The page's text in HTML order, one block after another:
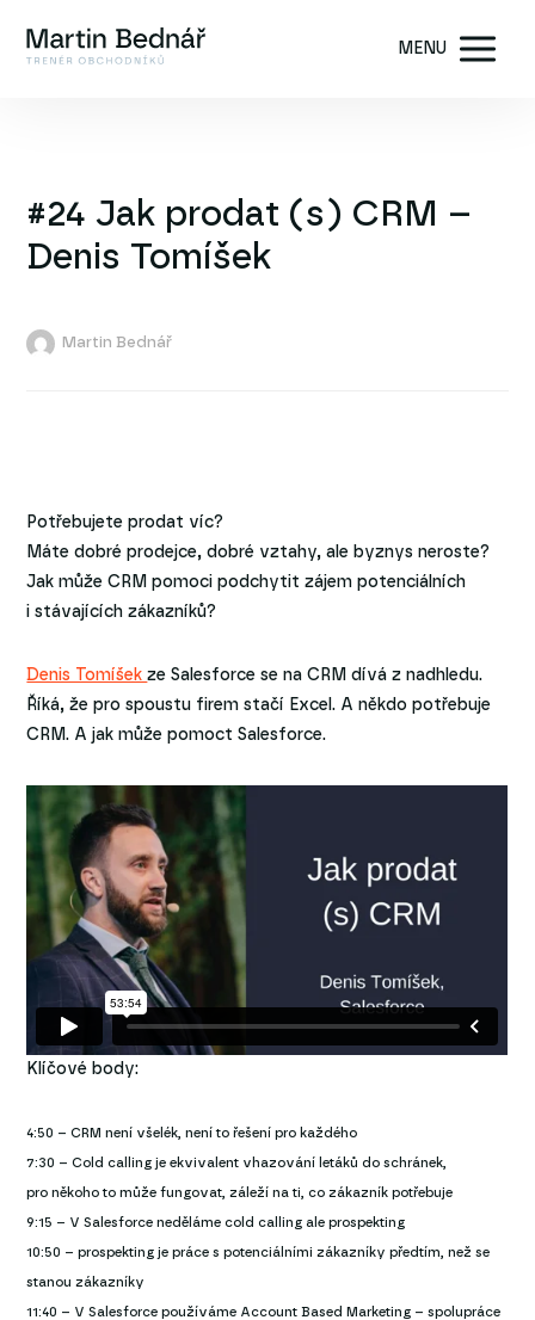
MENU
#24 Jak prodat (s) CRM –
Denis Tomíšek
Martin Bednář
Potřebujete prodat víc?
Máte dobré prodejce, dobré vztahy, ale byznys neroste?
Jak může CRM pomoci podchytit zájem potenciálních
i stávajících zákazníků?
Denis Tomíšekze Salesforce se na CRM dívá z nadhledu.
Říká, že pro spoustu firem stačí Excel. A někdo potřebuje
CRM. A jak může pomoct Salesforce.
Klíčové body:
4:50 – CRM není všelék, není to řešení pro každého
7:30 – Cold calling je ekvivalent vhazování letáků do schránek,
pro někoho to může fungovat, záleží na ti, co zákazník potřebuje
9:15 – V Salesforce neděláme cold calling ale prospekting
10:50 – prospekting je práce s potenciálními zákazníky předtím, než se
stanou zákazníky
11:40 – V Salesforce používáme Account Based Marketing – spolupráce